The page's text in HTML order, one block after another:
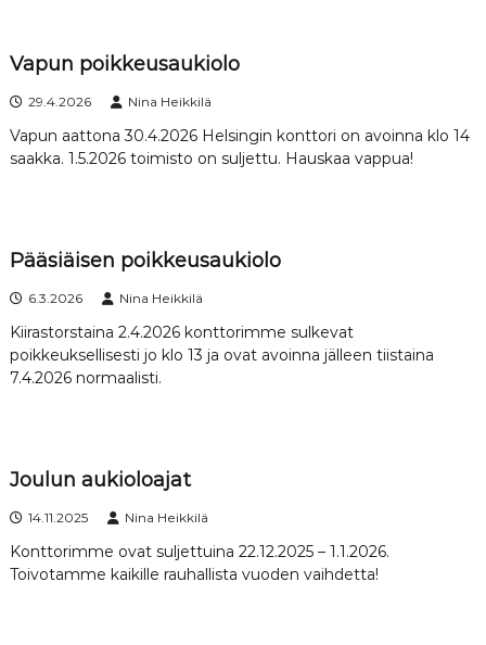
Vapun poikkeusaukiolo
29.4.2026 Nina Heikkilä
Vapun aattona 30.4.2026 Helsingin konttori on avoinna klo 14
saakka. 1.5.2026 toimisto on suljettu. Hauskaa vappua!
Pääsiäisen poikkeusaukiolo
6.3.2026 Nina Heikkilä
Kiirastorstaina 2.4.2026 konttorimme sulkevat
poikkeuksellisesti jo klo 13 ja ovat avoinna jälleen tiistaina
7.4.2026 normaalisti.
Joulun aukioloajat
14.11.2025 Nina Heikkilä
Konttorimme ovat suljettuina 22.12.2025 – 1.1.2026.
Toivotamme kaikille rauhallista vuoden vaihdetta!